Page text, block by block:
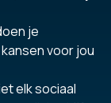
je
voor jou
elk sociaal